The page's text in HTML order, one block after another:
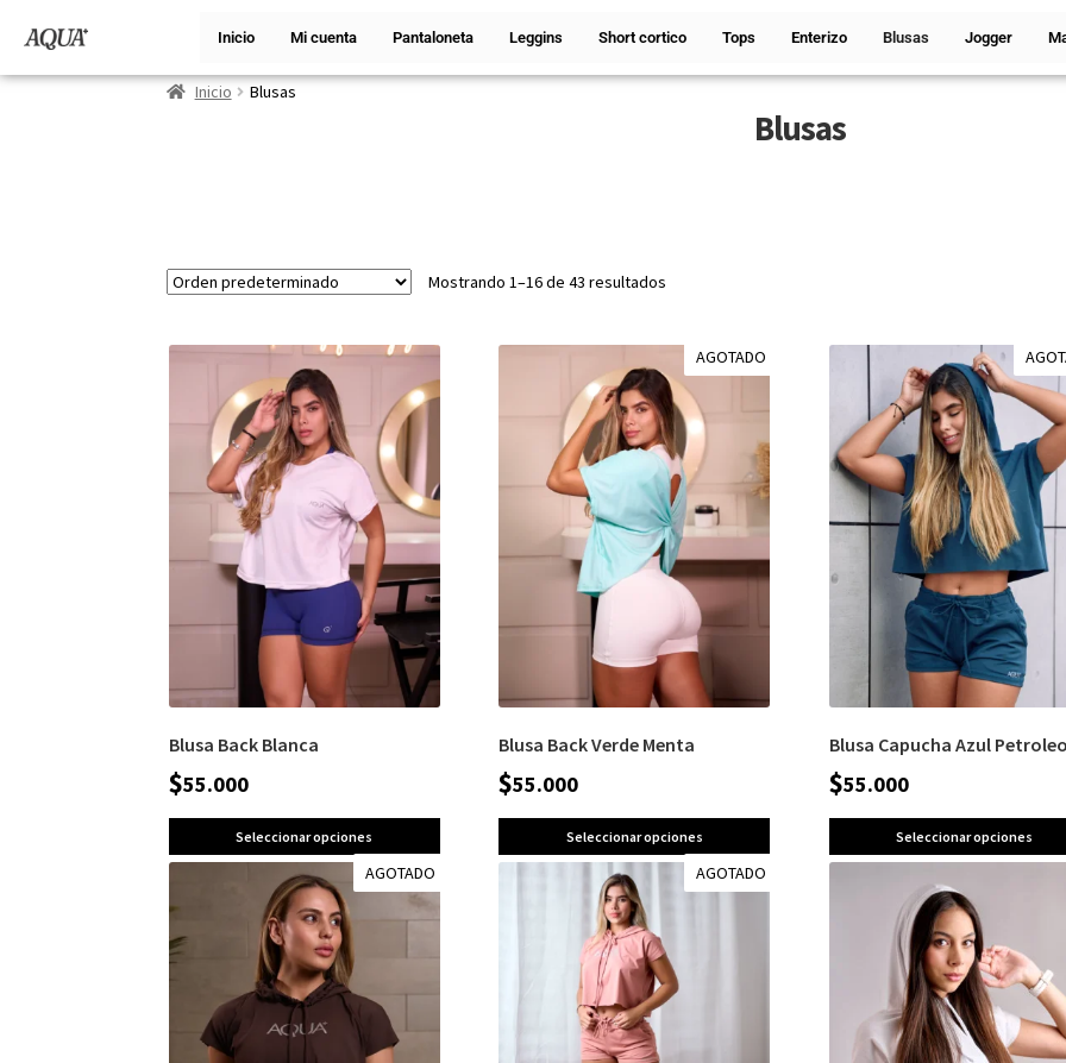
Inicio Mi cuenta Pantaloneta Leggins Short cortico Tops Enterizo Blusas Jogger
Inicio Blusas
Blusas
Mostrando 1–16 de 43 resultados
Blusa Back Blanca
$55.000
Seleccionar opciones
AGOTADO
Blusa Back Verde Menta
$55.000
Seleccionar opciones
Blusa Capucha Azul
$55.000
Seleccionar opciones
AGOTADO AGOTADO